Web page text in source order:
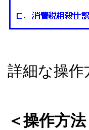
詳細な操
＜操作方法